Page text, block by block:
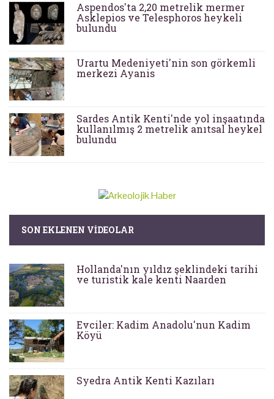
Aspendos'ta 2,20 metrelik mermer
Asklepios ve Telesphoros heykeli
bulundu
Urartu Medeniyeti'nin son görkemli
merkezi Ayanis
Sardes Antik Kenti'nde yol inşaatında
kullanılmış 2 metrelik anıtsal heykel
bulundu
SON EKLENEN VIDEOLAR
Hollanda'nın yıldız şeklindeki tarihi
ve turistik kale kenti Naarden
Evciler: Kadim Anadolu'nun Kadim
Köyü
Syedra Antik Kenti Kazıları